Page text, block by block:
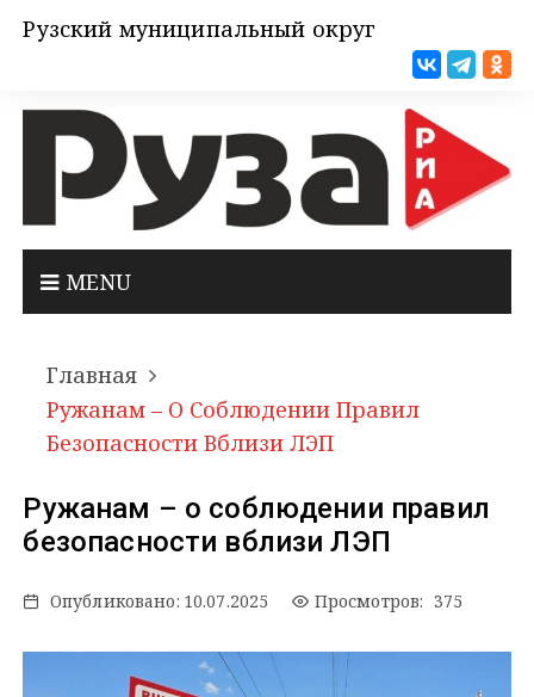
Рузский муниципальный округ
MENU
Главная
Ружанам – О Соблюдении Правил
Безопасности Вблизи ЛЭП
Ружанам – о соблюдении правил
безопасности вблизи ЛЭП
Опубликовано: 10.07.2025 Просмотров: 375